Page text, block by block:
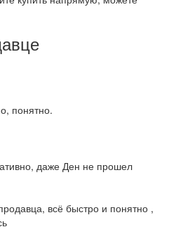
понятно.
даже Ден не прошел
всё быстро и понятно ,